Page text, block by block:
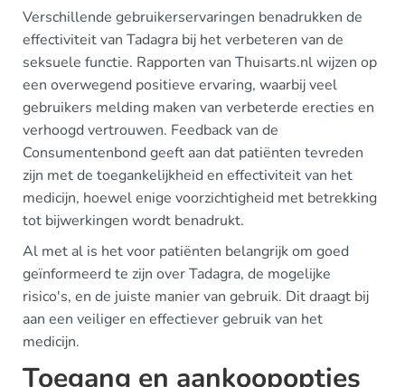
Verschillende gebruikerservaringen benadrukken de
effectiviteit van Tadagra bij het verbeteren van de
seksuele functie. Rapporten van Thuisarts.nl wijzen op
een overwegend positieve ervaring, waarbij veel
gebruikers melding maken van verbeterde erecties en
verhoogd vertrouwen. Feedback van de
Consumentenbond geeft aan dat patiënten tevreden
zijn met de toegankelijkheid en effectiviteit van het
medicijn, hoewel enige voorzichtigheid met betrekking
tot bijwerkingen wordt benadrukt.
Al met al is het voor patiënten belangrijk om goed
geïnformeerd te zijn over Tadagra, de mogelijke
risico's, en de juiste manier van gebruik. Dit draagt bij
aan een veiliger en effectiever gebruik van het
medicijn.
Toegang en aankoopopties